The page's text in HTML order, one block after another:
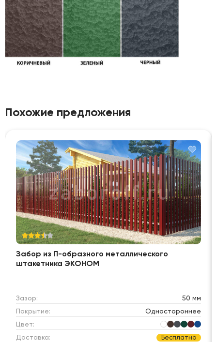
Похожие предложения
Забор из П-образного металлического
штакетника ЭКОНОМ
Зазор:
50 мм
Покрытие:
Одностороннее
Цвет:
Доставка:
Бесплатно